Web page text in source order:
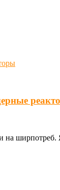
на ширпотреб.